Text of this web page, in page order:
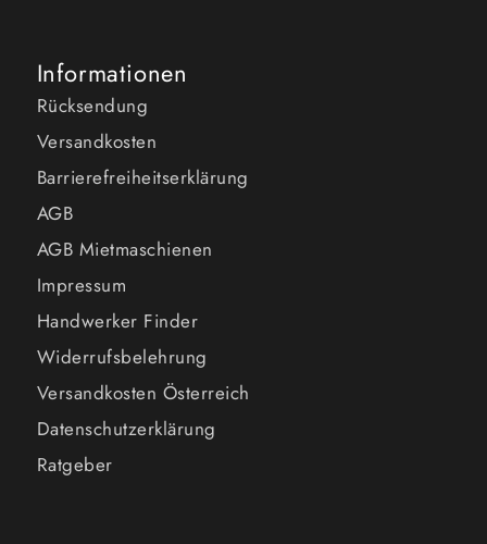
Informationen
Rücksendung
Versandkosten
Barrierefreiheitserklärung
AGB
AGB Mietmaschienen
Impressum
Handwerker Finder
Widerrufsbelehrung
Versandkosten Österreich
Datenschutzerklärung
Ratgeber